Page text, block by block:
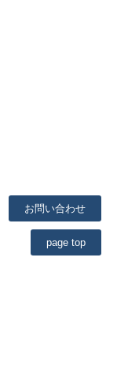
お問い合わせ
page top